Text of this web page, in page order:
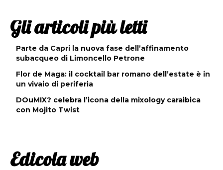
Gli articoli più letti
Parte da Capri la nuova fase dell’affinamento
subacqueo di Limoncello Petrone
Flor de Maga: il cocktail bar romano dell’estate è in
un vivaio di periferia
DOuMIX? celebra l’icona della mixology caraibica
con Mojito Twist
Edicola web